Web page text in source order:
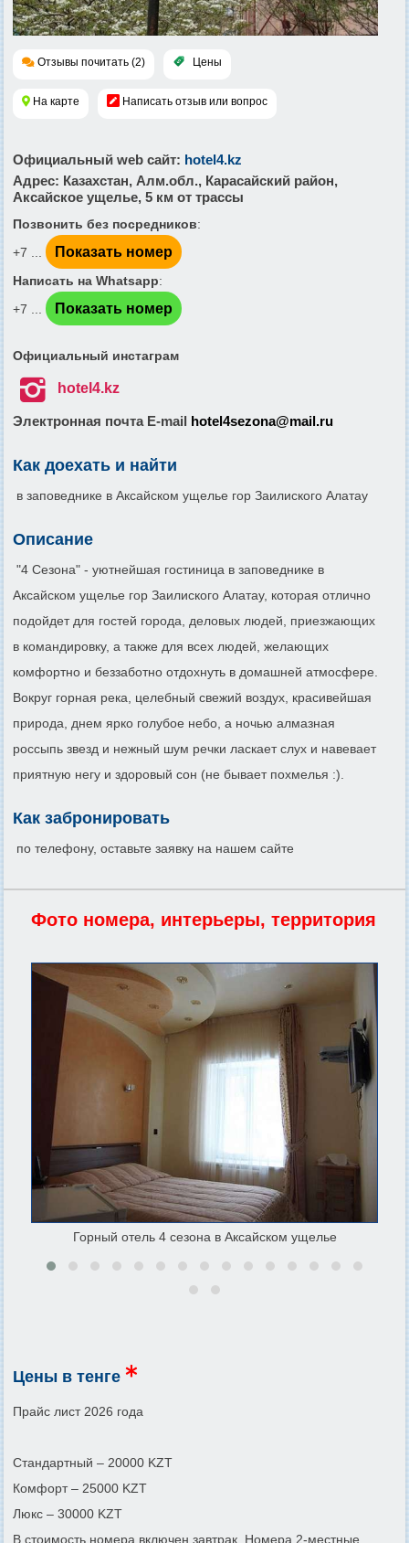
Отзывы почитать (2) Цены
На карте Написать отзыв или вопрос
Официальный web сайт: hotel4.kz
Адрес: Казахстан, Алм.обл., Карасайский район,
Аксайское ущелье, 5 км от трассы
Позвонить без посредников:
+7 ...
Показать номер
Написать на Whatsapp:
+7 ...
Показать номер
Официальный инстаграм
 hotel4.kz
Электронная почта E-mail hotel4sezona@mail.ru
Как доехать и найти
в заповеднике в Аксайском ущелье гор Заилиского Алатау
Описание
"4 Сезона" - уютнейшая гостиница в заповеднике в
Аксайском ущелье гор Заилиского Алатау, которая отлично
подойдет для гостей города, деловых людей, приезжающих
в командировку, а также для всех людей, желающих
комфортно и беззаботно отдохнуть в домашней атмосфере.
Вокруг горная река, целебный свежий воздух, красивейшая
природа, днем ярко голубое небо, а ночью алмазная
россыпь звезд и нежный шум речки ласкает слух и навевает
приятную негу и здоровый сон (не бывает похмелья :).
Как забронировать
по телефону, оставьте заявку на нашем сайте
Фото номера, интерьеры, территория
Горный отель 4 сезона в Аксайском ущелье
Цены в тенге
Прайс лист 2026 года
Стандартный – 20000 KZT
Комфорт – 25000 KZT
Люкс – 30000 KZT
В стоимость номера включен завтрак. Номера 2-местные